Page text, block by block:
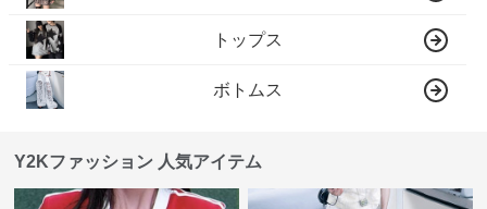
トップス
ボトムス
Y2Kファッション 人気アイテム